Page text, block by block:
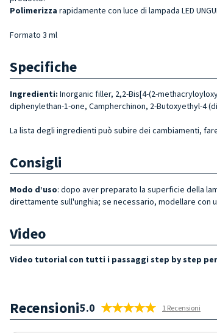
Polimerizza rapidamente con luce di lampada LED
Formato 3 ml
Specifiche
Ingredienti: Inorganic filler, 2,2-Bis[4-(2-
diphenylethan-1-one, Campherchinon, 2-Butoxyethyl-4
La lista degli ingredienti può subire dei cambiamenti,
Consigli
Modo d’uso: dopo aver preparato la superficie della
direttamente sull'unghia; se necessario, modellare con
Video
Video tutorial con tutti i passaggi step by step
Recensioni5.0 1 Recensioni